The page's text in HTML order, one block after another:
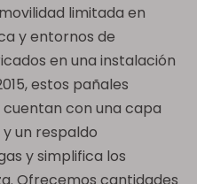
limitada en
y entornos de
en una instalación
estos pañales
con una capa
un respaldo
y simplifica los
Ofrecemos cantidades